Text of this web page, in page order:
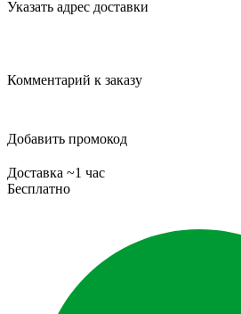
Указать адрес доставки
Комментарий к заказу
Добавить промокод
Доставка ~1 час
Бесплатно